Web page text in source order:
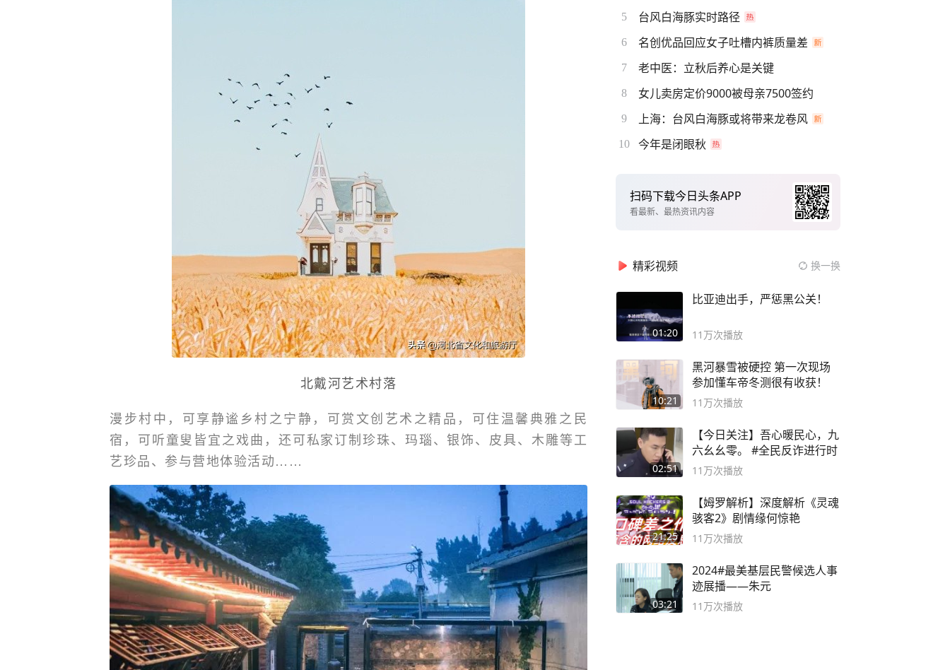
北戴河艺术村落
漫步村中，可享静谧乡村之宁静，可赏文创艺术之精品，可住温馨典雅之民
宿，可听童叟皆宜之戏曲，还可私家订制珍珠、玛瑙、银饰、皮具、木雕等工
艺珍品、参与营地体验活动……
5 台风白海豚实时路径
6 名创优品回应女子吐槽内裤质量差
7 老中医：立秋后养心是关键
8 女儿卖房定价9000被母亲7500签约
9 上海：台风白海豚或将带来龙卷风
10 今年是闭眼秋
扫码下载今日头条APP
看最新、最热资讯内容
精彩视频 换一换
01:20
比亚迪出手，严惩黑公关！
11万次播放
10:21
黑河暴雪被硬控 第一次现场
参加懂车帝冬测很有收获！
11万次播放
02:51
【今日关注】吾心暖民心，九
六幺幺零。 #全民反诈进行时
11万次播放
21:25
【姆罗解析】深度解析《灵魂
骇客2》剧情缘何惊艳
11万次播放
03:21
2024#最美基层民警候选人事
迹展播——朱元
11万次播放